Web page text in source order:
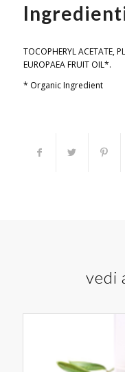
TOCOPHERYL ACETATE,
EUROPAEA FRUIT OIL*.
* Organic Ingredient
vedi